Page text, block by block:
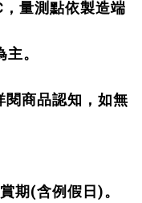
，量測點依製造端
。
閱商品認知，如無
期(含例假日 )。